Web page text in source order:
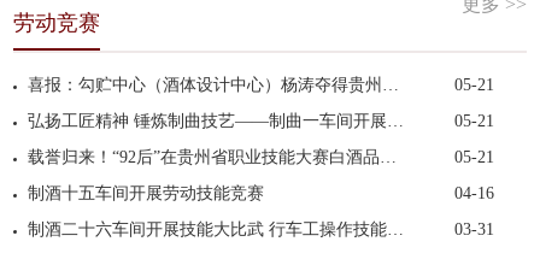
劳动竞赛
更多 >>
喜报：勾贮中心（酒体设计中心）杨涛夺得贵州省第二...
05-21
弘扬工匠精神 锤炼制曲技艺——制曲一车间开展2025年...
05-21
载誉归来！“92后”在贵州省职业技能大赛白酒品评项...
05-21
制酒十五车间开展劳动技能竞赛
04-16
制酒二十六车间开展技能大比武 行车工操作技能竞赛
03-31